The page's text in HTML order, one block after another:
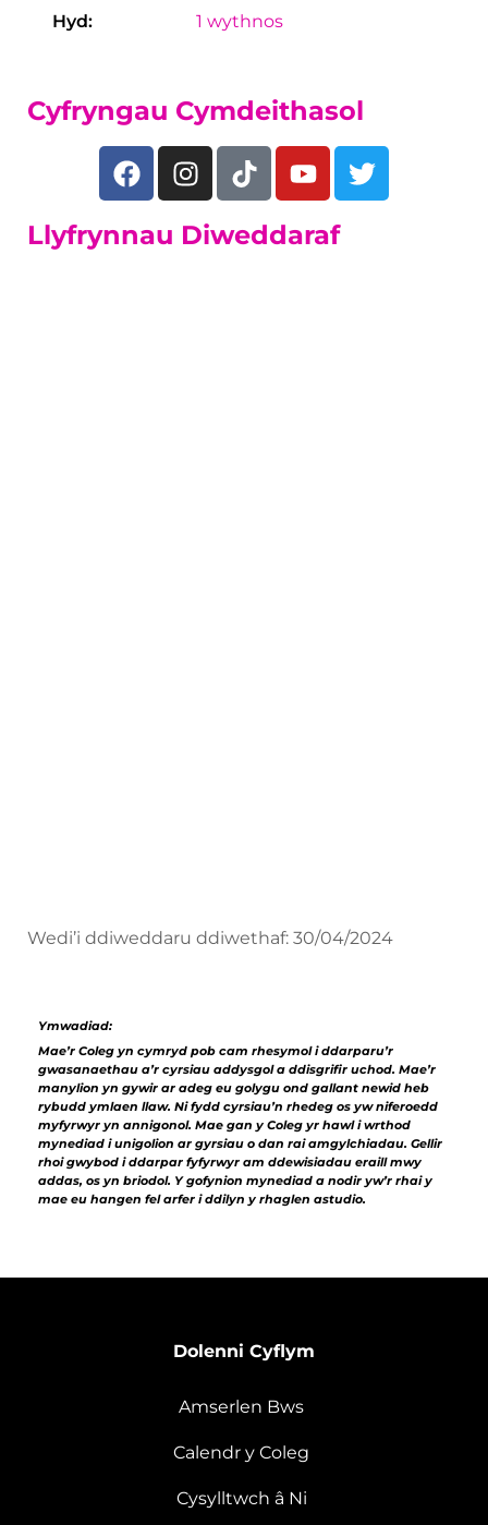
Hyd: 1 wythnos
Cyfryngau Cymdeithasol
Llyfrynnau Diweddaraf
Wedi’i ddiweddaru ddiwethaf: 30/04/2024
Ymwadiad:
Mae’r Coleg yn cymryd pob cam rhesymol i ddarparu’r
gwasanaethau a’r cyrsiau addysgol a ddisgrifir uchod. Mae’r
manylion yn gywir ar adeg eu golygu ond gallant newid heb
rybudd ymlaen llaw. Ni fydd cyrsiau’n rhedeg os yw niferoedd
myfyrwyr yn annigonol. Mae gan y Coleg yr hawl i wrthod
mynediad i unigolion ar gyrsiau o dan rai amgylchiadau. Gellir
rhoi gwybod i ddarpar fyfyrwyr am ddewisiadau eraill mwy
addas, os yn briodol. Y gofynion mynediad a nodir yw’r rhai y
mae eu hangen fel arfer i ddilyn y rhaglen astudio.
Dolenni Cyflym
Amserlen Bws
Calendr y Coleg
Cysylltwch â Ni